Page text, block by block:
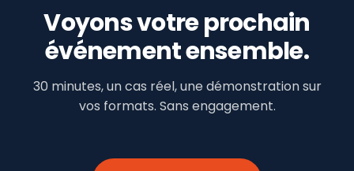
Voyons votre prochain
événement ensemble.
30 minutes, un cas réel, une démonstration sur
vos formats. Sans engagement.